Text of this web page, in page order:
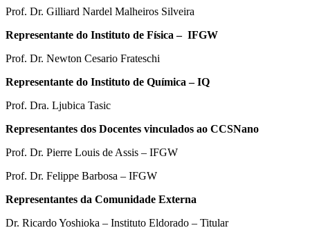
Prof. Dr. Gilliard Nardel Malheiros Silveira
Representante do Instituto de Física – IFGW
Prof. Dr. Newton Cesario Frateschi
Representante do Instituto de Química – IQ
Prof. Dra. Ljubica Tasic
Representantes dos Docentes vinculados ao CCSNano
Prof. Dr. Pierre Louis de Assis – IFGW
Prof. Dr. Felippe Barbosa – IFGW
Representantes da Comunidade Externa
Dr. Ricardo Yoshioka – Instituto Eldorado – Titular